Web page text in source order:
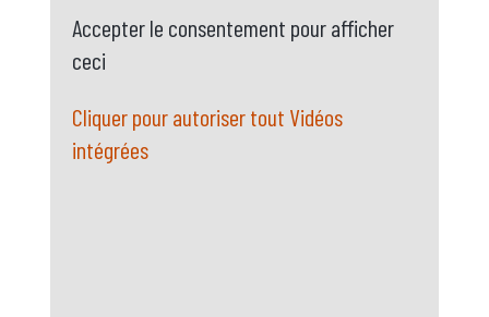
Accepter le consentement pour afficher
ceci
Cliquer pour autoriser tout Vidéos
intégrées